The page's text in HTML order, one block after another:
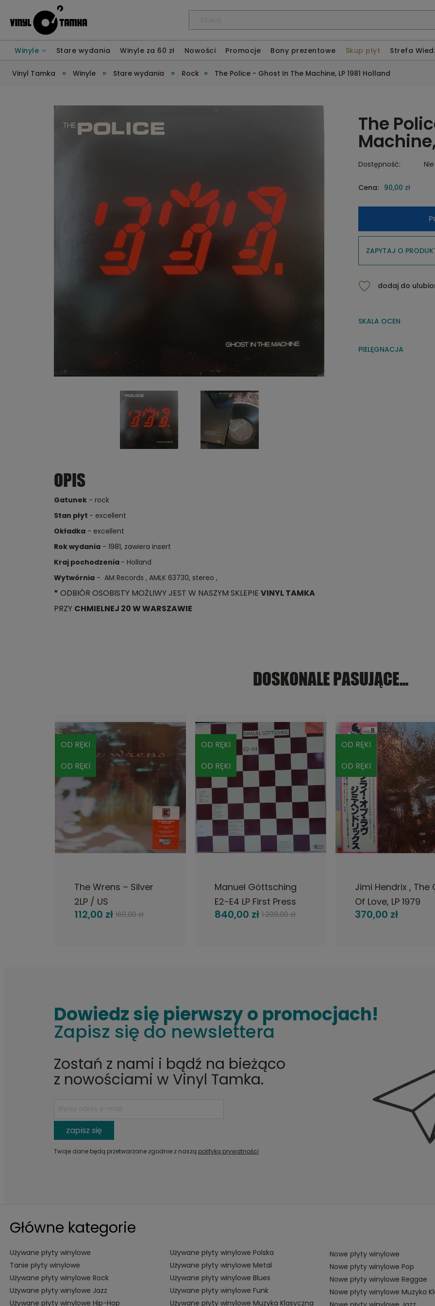
Winyle Stare wydania Winyle za 60 zł Nowości Promocje Bony prezentowe Skup płyt Strefa
Vinyl Tamka » Winyle » Stare wydania » Rock » The Police - Ghost In The Machine, LP 1981 Holland
The
Dostępność: Nie
Cena: 90,00 zł
ZAPYTAJ O
dodaj do
SKALA OCEN
PIELĘGNACJA
OPIS
Gatunek- rock
Stan płyt - excellent
Okładka- excellent
Rok wydania- 1981, zawiera insert
Kraj pochodzenia - Holland
Wytwórnia- AM Records , AMLK 63730, stereo ,
* ODBIÓR OSOBISTY MOŻLIWY JEST W NASZYM SKLEPIE VINYL TAMKA
PRZY CHMIELNEJ 20 W WARSZAWIE
DOSKONALE PASUJĄCE...
The Wrens – Silver
2LP / US
112,00 zł 160,00 zł
DO KOSZYKA
OD RĘKI
OD RĘKI
Manuel Göttsching
E2-E4 LP First Press
Krautrock
840,00 zł 1 200,00 zł
OD RĘKI
OD RĘKI
Jimi Hendrix , The
Of Love, LP 1979
Japan, Polydor,
370,00 zł
DO KOSZYKA
OD RĘKI
OD RĘKI
Dowiedz się pierwszy o promocjach!
Zapisz się do newslettera
Zostań z nami i bądź na bieżąco
z nowościami w Vinyl Tamka.
zapisz się
Twoje dane będą przetwarzane zgodnie z naszą polityką prywatności
Główne kategorie
Używane płyty winylowe
Tanie płyty winylowe
Używane płyty winylowe Rock
Używane płyty winylowe Jazz
Używane płyty winylowe Hip-Hop
Używane płyty winylowe Polska
Używane płyty winylowe Metal
Używane płyty winylowe Blues
Używane płyty winylowe Funk
Używane płyty winylowe Muzyka Klasyczna
Nowe płyty winylowe
Nowe płyty winylowe Pop
Nowe płyty winylowe Reggae
Nowe płyty winylowe Muzyka